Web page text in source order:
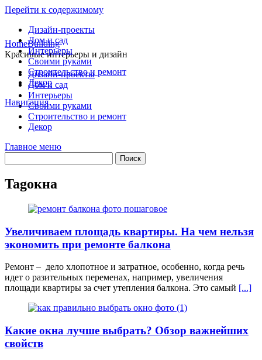
Перейти к содержимому
Дизайн-проекты
Дом и сад
Интерьеры
Своими руками
Строительство и ремонт
Декор
Навигация
HomeBuilding
Красивые интерьеры и дизайн
Дизайн-проекты
Дом и сад
Интерьеры
Своими руками
Строительство и ремонт
Декор
Главное меню
Tagокна
Увеличиваем площадь квартиры. На чем нельзя
экономить при ремонте балкона
Ремонт – дело хлопотное и затратное, особенно, когда речь
идет о разительных переменах, например, увеличения
площади квартиры за счет утепления балкона. Это самый [...]
Какие окна лучше выбрать? Обзор важнейших
свойств